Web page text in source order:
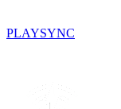
PLAYSYNC